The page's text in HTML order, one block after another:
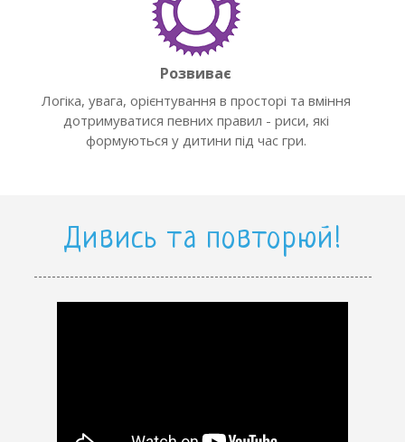
Розвиває
Логіка, увага, орієнтування в просторі та вміння
дотримуватися певних правил - риси, які
формуються у дитини під час гри.
Дивись та повторюй!